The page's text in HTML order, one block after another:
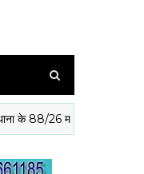
26 मामले के आरोपी पुलिस